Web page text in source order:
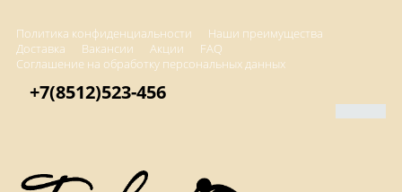
Политика конфиденциальности
Наши преимущества
Доставка
Вакансии Акции
FAQ
Соглашение на обработку персональных данных
+7(8512)523-456